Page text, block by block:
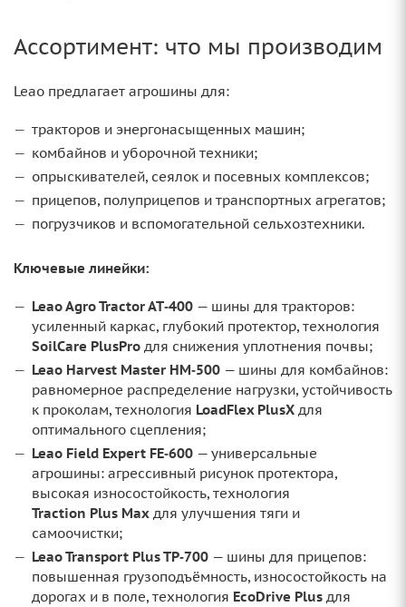
Ассортимент: что мы производим
Leao предлагает агрошины для:
тракторов и энергонасыщенных машин;
комбайнов и уборочной техники;
опрыскивателей, сеялок и посевных комплексов;
прицепов, полуприцепов и транспортных агрегатов;
погрузчиков и вспомогательной сельхозтехники.
Ключевые линейки:
Leao Agro Tractor AT‑400 — шины для тракторов:
усиленный каркас, глубокий протектор, технология
SoilCare PlusPro для снижения уплотнения почвы;
Leao Harvest Master HM‑500 — шины для комбайнов:
равномерное распределение нагрузки, устойчивость
к проколам, технология LoadFlex PlusX для
оптимального сцепления;
Leao Field Expert FE‑600 — универсальные
агрошины: агрессивный рисунок протектора,
высокая износостойкость, технология
Traction Plus Max для улучшения тяги и
самоочистки;
Leao Transport Plus TP‑700 — шины для прицепов:
повышенная грузоподъёмность, износостойкость на
дорогах и в поле, технология EcoDrive Plus для